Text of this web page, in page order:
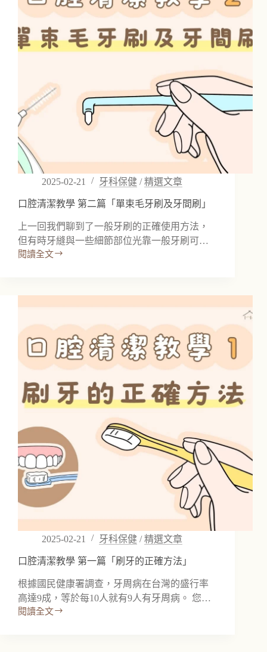
繪
畫
徵
圖
件
即
將
截
止
2025-02-21 牙科保健 /精選文章
口腔清潔教學 第二篇「單束毛牙刷及牙間刷」
上一回我們聊到了一般牙刷的正確使用方法，
但有時牙縫與一些細節部位光靠一般牙刷可…
閱讀全文
口
潔
教
第
篇
「單
束
毛
牙
及
牙
間
刷」
2025-02-21 牙科保健 /精選文章
口腔清潔教學 第一篇「刷牙的正確方法」
根據國民健康署調查，牙周病在台灣的盛行率
高達9成，等於每10人就有9人有牙周病。 您…
閱讀全文
口